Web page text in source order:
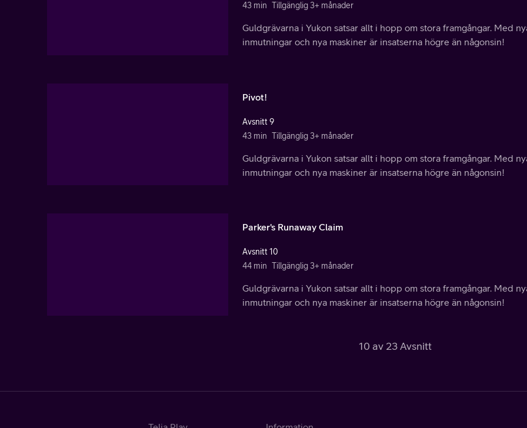
43 min Tillgänglig 3+ månader
Guldgrävarna i Yukon satsar allt i hopp om stora framgångar. Med
inmutningar och nya maskiner är insatserna högre än någonsin!
Pivot!
Avsnitt 9
43 min Tillgänglig 3+ månader
Guldgrävarna i Yukon satsar allt i hopp om stora framgångar. Med
inmutningar och nya maskiner är insatserna högre än någonsin!
Parker's Runaway Claim
Avsnitt 10
44 min Tillgänglig 3+ månader
Guldgrävarna i Yukon satsar allt i hopp om stora framgångar. Med
inmutningar och nya maskiner är insatserna högre än någonsin!
10 av 23 Avsnitt